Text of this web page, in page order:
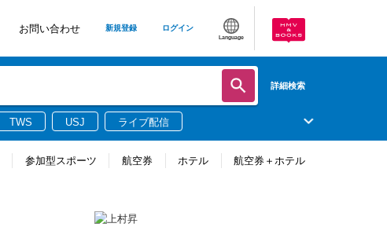
お問い合わせ 新規登録 ログイン
Language
詳細検索
TWS USJ ライブ配信
参加型スポーツ 航空券 ホテル 航空券＋ホテル